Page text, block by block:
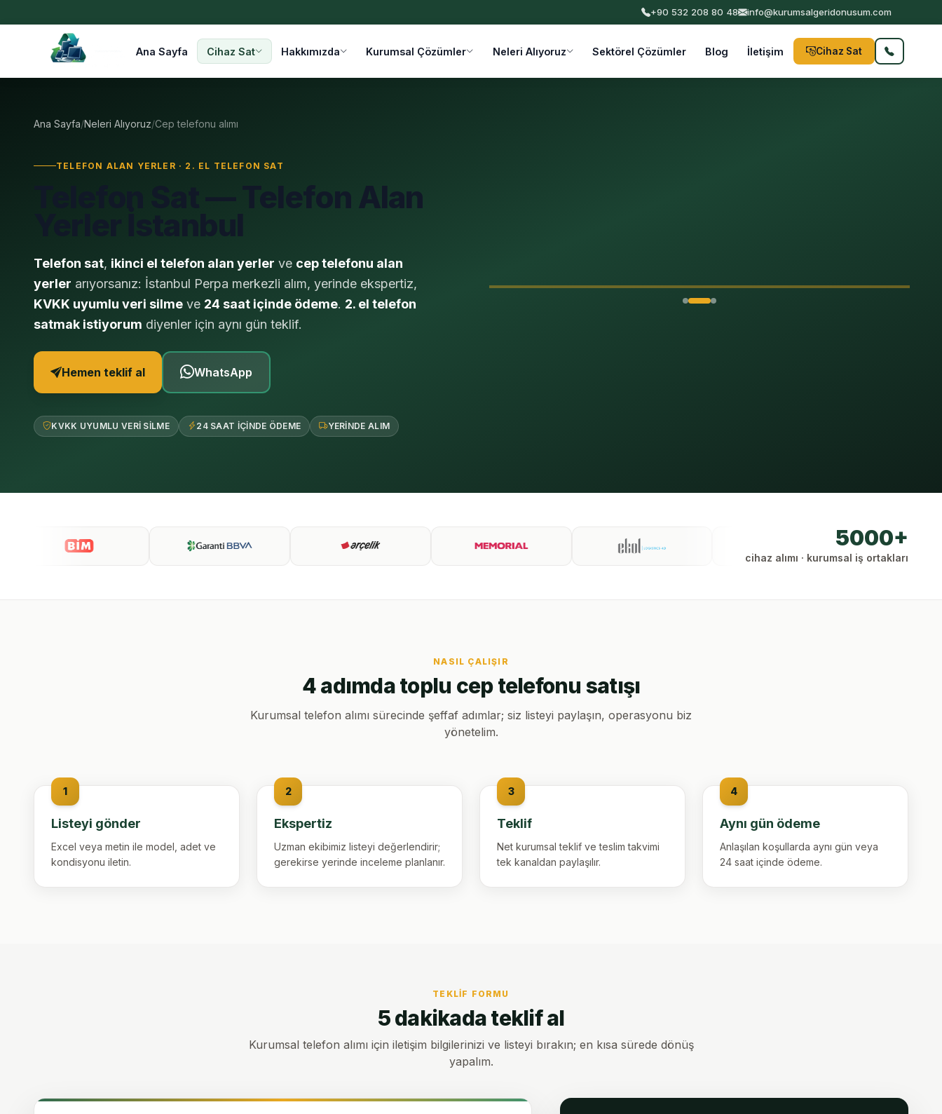
İSTANBUL VE TÜRKİYE GENELİ PROFESYONEL HİZMET |
+90 532 208 80 48 info@kurumsalgeridonusum.com
Ana Sayfa Cihaz Sat Hakkımızda Kurumsal Çözümler Neleri Alıyoruz Sektörel Çözümler Blog İletişim Cihaz Sat
Ana Sayfa/Neleri Alıyoruz/Cep telefonu alımı
TELEFON ALAN YERLER · 2. EL TELEFON SAT
Telefon Sat — Telefon Alan
Yerler İstanbul
Telefon sat, ikinci el telefon alan yerler ve cep telefonu alan
yerler arıyorsanız: İstanbul Perpa merkezli alım, yerinde ekspertiz,
KVKK uyumlu veri silme ve 24 saat içinde ödeme. 2. el telefon
satmak istiyorum diyenler için aynı gün teklif.
Hemen teklif al WhatsApp
KVKK UYUMLU VERI SILME 24 SAAT IÇINDE ÖDEME YERINDE ALIM
5000+
cihaz alımı · kurumsal iş ortakları
NASIL ÇALIŞIR
4 adımda toplu cep telefonu satışı
Kurumsal telefon alımı sürecinde şeffaf adımlar; siz listeyi paylaşın, operasyonu biz
yönetelim.
1
Listeyi gönder
Excel veya metin ile model, adet ve
kondisyonu iletin.
2
Ekspertiz
Uzman ekibimiz listeyi değerlendirir;
gerekirse yerinde inceleme planlanır.
3
Teklif
Net kurumsal teklif ve teslim takvimi
tek kanaldan paylaşılır.
4
Aynı gün ödeme
Anlaşılan koşullarda aynı gün veya
24 saat içinde ödeme.
TEKLIF FORMU
5 dakikada teklif al
Kurumsal telefon alımı için iletişim bilgilerinizi ve listeyi bırakın; en kısa sürede dönüş
yapalım.